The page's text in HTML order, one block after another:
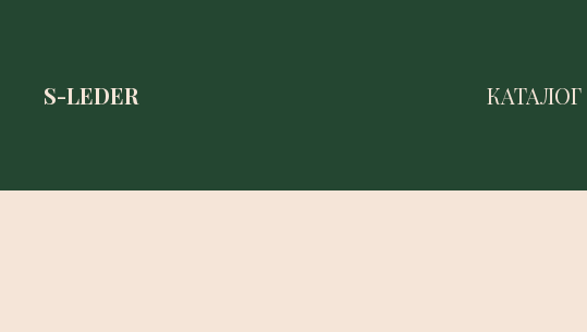
S-LEDER КАТАЛОГ
S-LEDER КАТАЛОГ